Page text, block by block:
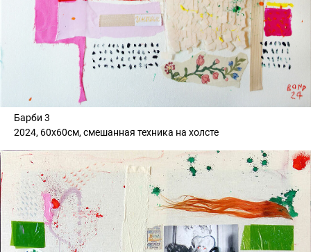
Барби 3
2024, 60х60см, смешанная техника на холсте